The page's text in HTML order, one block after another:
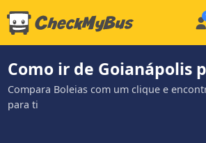
Como ir de Goianápolis
Compara Boleias com um clique e
para ti